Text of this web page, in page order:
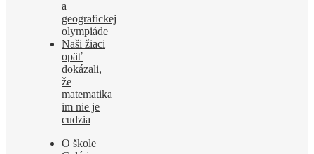
a
geografickej
olympiáde
Naši žiaci
opäť
dokázali,
že
matematika
im nie je
cudzia
O škole